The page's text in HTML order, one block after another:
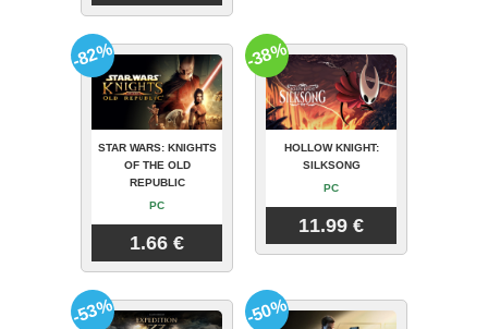
STAR WARS: KNIGHTS
OF THE OLD
REPUBLIC
PC
1.66 €
-82%
HOLLOW KNIGHT:
SILKSONG
PC
11.99 €
-38%
-53% -50%